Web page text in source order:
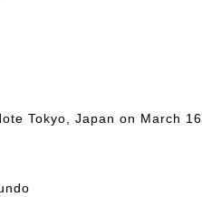
Tokyo, Japan on March